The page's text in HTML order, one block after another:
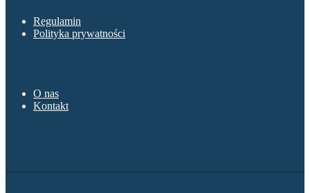
Regulamin
Polityka prywatności
O nas
Kontakt